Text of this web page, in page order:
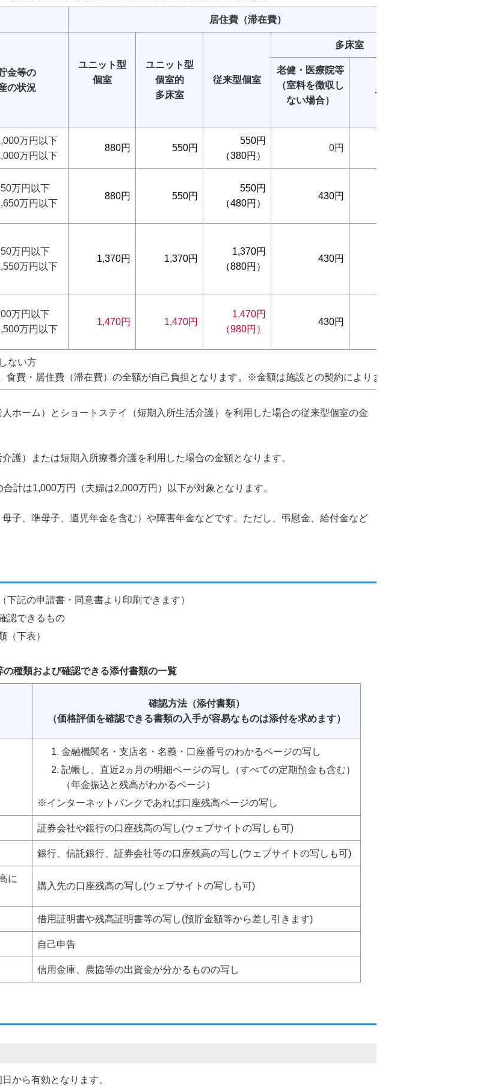
居住費（滞在費）
金等の
の状況
ユニット型
個室
ユニット型
個室的
多床室
従来型個室
多床室
老健・医療院等
（室料を徴収し
ない場合）
その他
万円以下
万円以下
880円 550円
550円
（380円）
0円
万円以下
万円以下
880円 550円
550円
（480円）
430円
万円以下
万円以下
1,370円 1,370円
1,370円
（880円）
430円
万円以下
万円以下
1,470円 1,470円
1,470円
（980円）
430円
ない方
食費・居住費（滞在費）の全額が自己負担となります。※金額は施設との契約によります。
ホーム）とショートステイ（短期入所生活介護）を利用した場合の従来型個室の金
護）または短期入所療養介護を利用した場合の金額となります。
計は1,000万円（夫婦は2,000万円）以下が対象となります。
子、準母子、遺児年金を含む）や障害年金などです。ただし、弔慰金、給付金など
記の申請書・同意書より印刷できます）
認できるもの
（下表）
の種類および確認できる添付書類の一覧
確認方法（添付書類）
（価格評価を確認できる書類の入手が容易なものは添付を求めます）
金融機関名・支店名・名義・口座番号のわかるページの写し
記帳し、直近2ヵ月の明細ページの写し（すべての定期預金も含む）
（年金振込と残高がわかるページ）
※インターネットバンクであれば口座残高ページの写し
証券会社や銀行の口座残高の写し(ウェブサイトの写しも可)
銀行、信託銀行、証券会社等の口座残高の写し(ウェブサイトの写しも可)
に
購入先の口座残高の写し(ウェブサイトの写しも可)
借用証明書や残高証明書等の写し(預貯金額等から差し引きます)
自己申告
信用金庫、農協等の出資金が分かるものの写し
から有効となります。